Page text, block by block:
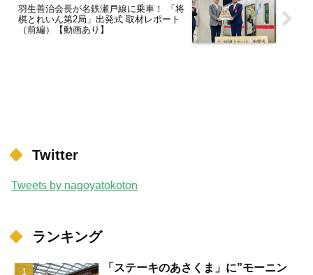
羽生善治会長が名鉄瀬戸線に乗車！ 「将
棋とれいん第2局」出発式 取材レポート
（前編）【動画あり】
Twitter
Tweets by nagoyatokoton
ランキング
「ステーキのあさくま」に”モーニン